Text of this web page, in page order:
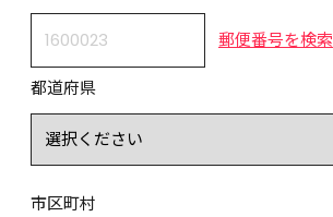
郵便番号を検索
都道府県
市区町村